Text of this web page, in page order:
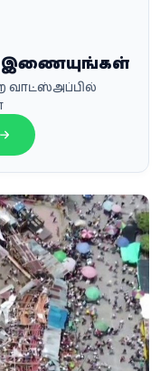
இணையுங்கள்
வாட்ஸ்அப்பில்